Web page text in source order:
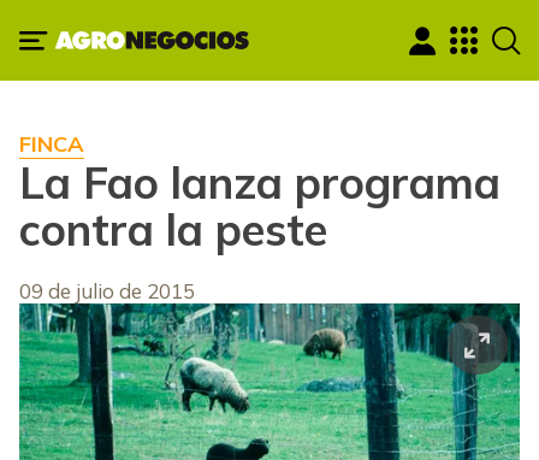
FINCA
La Fao lanza programa
contra la peste
09 de julio de 2015